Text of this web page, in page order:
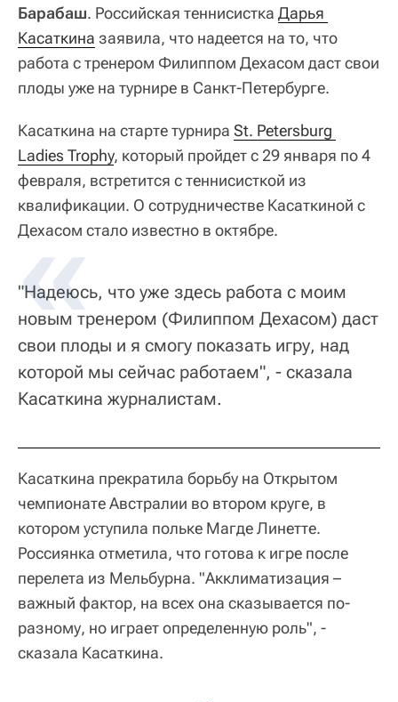
Барабаш. Российская теннисистка Дарья
Касаткина заявила, что надеется на то, что
работа с тренером Филиппом Дехасом даст свои
плоды уже на турнире в Санкт-Петербурге.
Касаткина на старте турнира St. Petersburg
Ladies Trophy, который пройдет с 29 января по 4
февраля, встретится с теннисисткой из
квалификации. О сотрудничестве Касаткиной с
Дехасом стало известно в октябре.
"Надеюсь, что уже здесь работа с моим
новым тренером (Филиппом Дехасом) даст
свои плоды и я смогу показать игру, над
которой мы сейчас работаем", - сказала
Касаткина журналистам.
Касаткина прекратила борьбу на Открытом
чемпионате Австралии во втором круге, в
котором уступила польке Магде Линетте.
Россиянка отметила, что готова к игре после
перелета из Мельбурна. "Акклиматизация –
важный фактор, на всех она сказывается по-
разному, но играет определенную роль", -
сказала Касаткина.